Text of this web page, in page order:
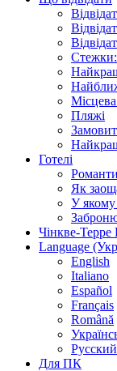
Стежки:
Пляжі
Готелі
Як
У якому
Чінкве-Терре
Language
English
Italiano
Español
Français
Română
Русский
Для ПК